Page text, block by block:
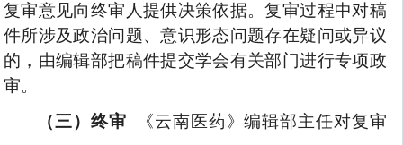
复审意见向终审人提供决策依据。复审过程中对稿
件所涉及政治问题、意识形态问题存在疑问或异议
的，由编辑部把稿件提交学会有关部门进行专项政
审。
（三）终审
《云南医药》编辑部主任对复审